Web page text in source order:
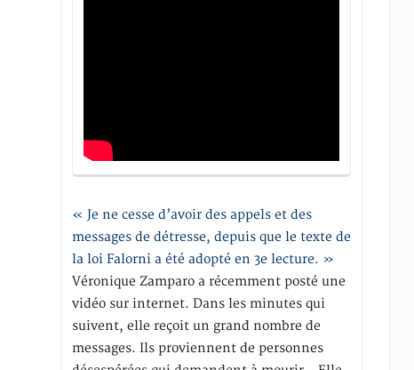
« Je ne cesse d’avoir des appels et des
messages de détresse, depuis que le texte de
la loi Falorni a été adopté en 3e lecture. »
Véronique Zamparo a récemment posté une
vidéo sur internet. Dans les minutes qui
suivent, elle reçoit un grand nombre de
messages. Ils proviennent de personnes